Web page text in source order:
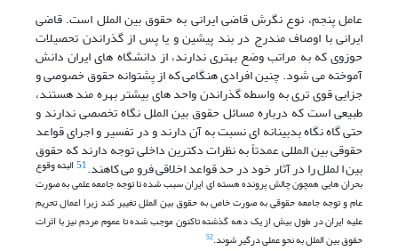
عامل پنجم، نوع نگرش قاضی ایرانی به حقوق بین الملل است. قاضی
ایرانی با اوصاف مندرج در بند پیشین و یا پس از گذراندن تحصیلات
حوزوی که به مراتب وضع بهتری ندارند، از دانشگاه های ایران دانش
آموخته می شود. چنین افرادی هنگامی که از پشتوانه حقوق خصوصی و
جزایی قوی تری به واسطه گذراندن واحد های بیشتر بهره مند هستند،
طبیعی است که درباره مسائل حقوق بین الملل نگاه تخصصی ندارند و
حتی گاه نگاه بدبینانه ای نسبت به آن دارند و در تفسیر و اجرای قواعد
حقوقی بین المللی عمدتاً به نظرات دکترین داخلی توجه دارند که حقوق
بین ا لملل را در آثار خود در حد قواعد اخلاقی فرو می کاهند.51 البته وقوع
بحران هایی همچون چالش پرونده هسته ای ایران سبب شده تا توجه جامعه علمی به صورت
عام و توجه جامعه حقوقی به صورت خاص به حقوق بین الملل تغییر کند زیرا اعمال تحریم
علیه ایران در طول بیش از یک دهه گذشته تاکنون موجب شده تا عموم مردم نیز با اثرات
حقوق بین الملل به نحو عملی درگیر شوند.52